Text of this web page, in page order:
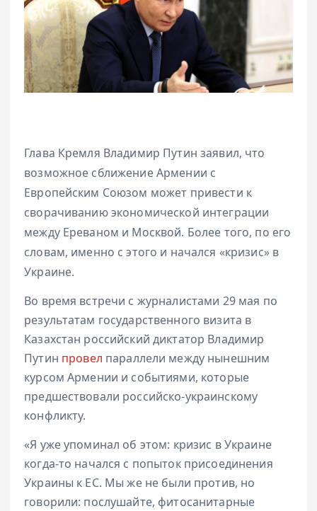
Глава Кремля Владимир Путин заявил, что
возможное сближение Армении с
Европейским Союзом может привести к
сворачиванию экономической интеграции
между Ереваном и Москвой. Более того, по его
словам, именно с этого и начался «кризис» в
Украине.
Во время встречи с журналистами 29 мая по
результатам государственного визита в
Казахстан российский диктатор Владимир
Путин провел параллели между нынешним
курсом Армении и событиями, которые
предшествовали российско-украинскому
конфликту.
«Я уже упоминал об этом: кризис в Украине
когда-то начался с попыток присоединения
Украины к ЕС. Мы же не были против, но
говорили: послушайте, фитосанитарные